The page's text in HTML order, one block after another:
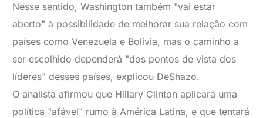
Nesse sentido, Washington também "vai estar
aberto" à possibilidade de melhorar sua relação com
países como Venezuela e Bolívia, mas o caminho a
ser escolhido dependerá "dos pontos de vista dos
líderes" desses países, explicou DeShazo.
O analista afirmou que Hillary Clinton aplicará uma
política "afável" rumo à América Latina, e que tentará